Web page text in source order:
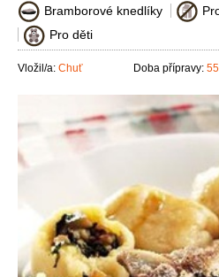
Bramborové knedlíky
Pro děti
Vložil/a: Chuť Doba přípravy: